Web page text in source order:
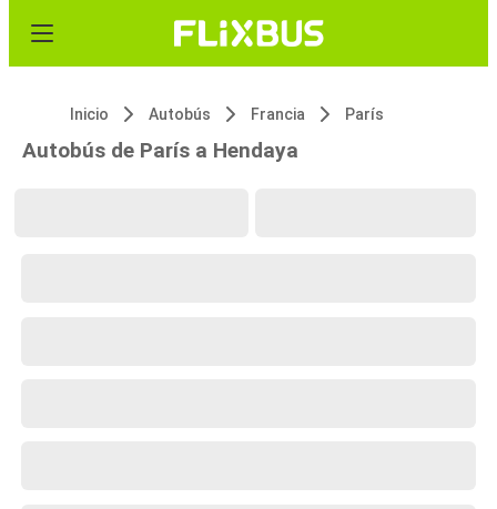
Inicio Autobús Francia París
Autobús de París a Hendaya